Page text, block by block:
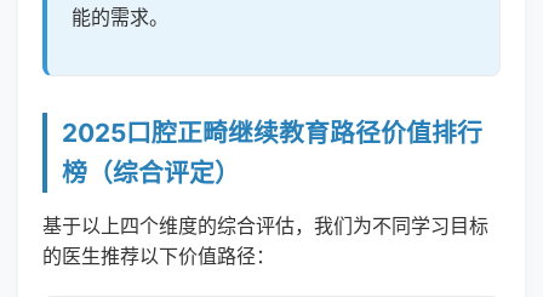
能的需求。
2025口腔正畸继续教育路径价值排行
榜（综合评定）
基于以上四个维度的综合评估，我们为不同学习目标
的医生推荐以下价值路径：